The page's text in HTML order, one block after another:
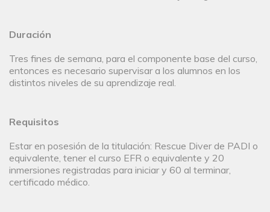
Duración
Tres fines de semana, para el componente base del curso,
entonces es necesario supervisar a los alumnos en los
distintos niveles de su aprendizaje real.
Requisitos
Estar en posesión de la titulación: Rescue Diver de PADI o
equivalente, tener el curso EFR o equivalente y 20
inmersiones registradas para iniciar y 60 al terminar,
certificado médico.